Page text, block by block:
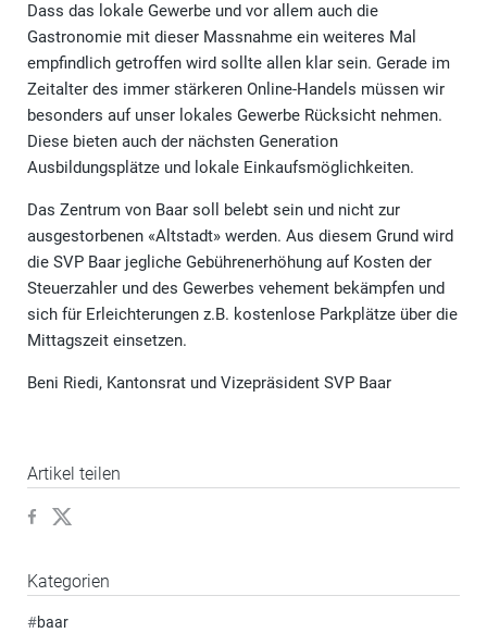
Dass das lokale Gewerbe und vor allem auch die
Gastronomie mit dieser Massnahme ein weiteres Mal
empfindlich getroffen wird sollte allen klar sein. Gerade im
Zeitalter des immer stärkeren Online-Handels müssen wir
besonders auf unser lokales Gewerbe Rücksicht nehmen.
Diese bieten auch der nächsten Generation
Ausbildungsplätze und lokale Einkaufsmöglichkeiten.
Das Zentrum von Baar soll belebt sein und nicht zur
ausgestorbenen «Altstadt» werden. Aus diesem Grund wird
die SVP Baar jegliche Gebührenerhöhung auf Kosten der
Steuerzahler und des Gewerbes vehement bekämpfen und
sich für Erleichterungen z.B. kostenlose Parkplätze über die
Mittagszeit einsetzen.
Beni Riedi, Kantonsrat und Vizepräsident SVP Baar
Artikel teilen
Kategorien
#baar